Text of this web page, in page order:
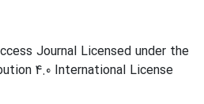
Journal Licensed under the
4.0 International License